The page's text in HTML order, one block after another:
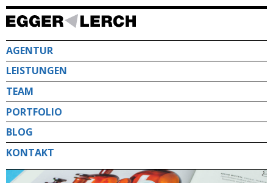
Direkt
zum
AGENTUR
LEISTUNGEN
TEAM
PORTFOLIO
BLOG
KONTAKT